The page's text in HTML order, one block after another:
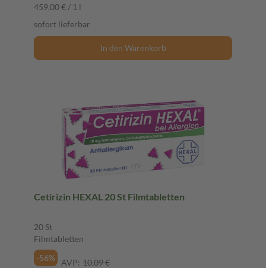
459,00 € / 1 l
sofort lieferbar
In den Warenkorb
Cetirizin HEXAL 20 St Filmtabletten
20 St
Filmtabletten
-56%
AVP: 10,09 €